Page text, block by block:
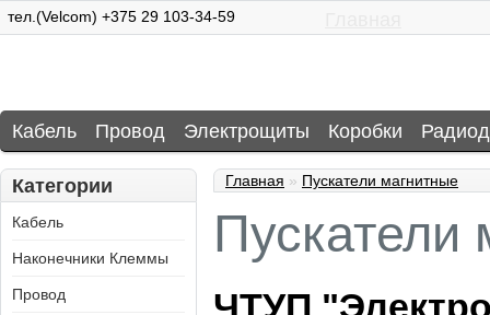
тел.(Velcom) +375 29 103-34-59
Кабель Провод Электрощиты Коробки
Категории
Кабель
Наконечники Клеммы
Провод
Главная » Пускатели магнитные
Пускатели
ЧТУП